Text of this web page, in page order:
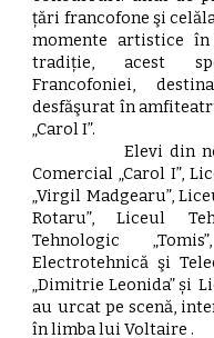
țări francofone şi
momente artistice
tradiție, acest
Francofoniei,
desfăşurat în
„Carol I”.
Elevi din
Comercial „Carol I”,
„Virgil Madgearu”,
Rotaru”, Liceul
Tehnologic
Electrotehnică şi
„Dimitrie Leonida” și
au urcat pe scenă,
în limba lui Voltaire .